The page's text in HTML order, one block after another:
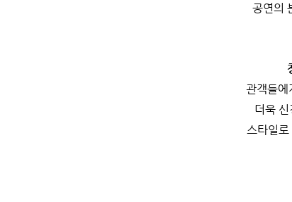
공연의
관객들에
더욱
스타일로